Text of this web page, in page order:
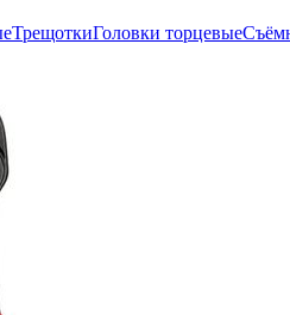
ТрещоткиГоловки торцевые